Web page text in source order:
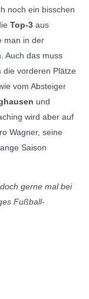
noch ein bisschen
Top-3 aus
man in der
Auch das muss
die vorderen Plätze
vom Absteiger
und
wird aber auf
Wagner, seine
Saison
gerne mal bei
Fußball-